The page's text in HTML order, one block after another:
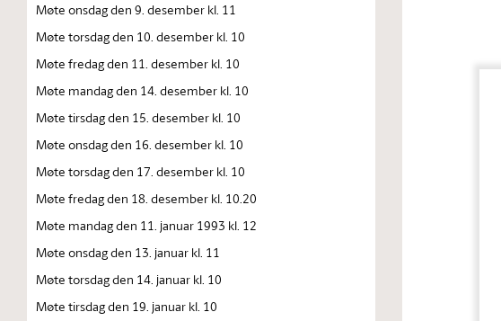
Møte onsdag den 9. desember kl. 11
Møte torsdag den 10. desember kl. 10
Møte fredag den 11. desember kl. 10
Møte mandag den 14. desember kl. 10
Møte tirsdag den 15. desember kl. 10
Møte onsdag den 16. desember kl. 10
Møte torsdag den 17. desember kl. 10
Møte fredag den 18. desember kl. 10.20
Møte mandag den 11. januar 1993 kl. 12
Møte onsdag den 13. januar kl. 11
Møte torsdag den 14. januar kl. 10
Møte tirsdag den 19. januar kl. 10